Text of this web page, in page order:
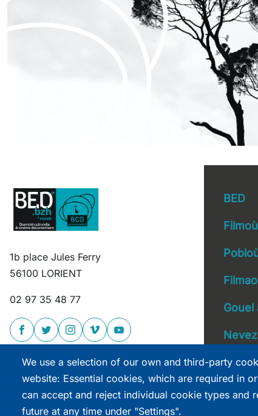
1b place Jules Ferry
56100 LORIENT
02 97 35 48 77
BED
Filmoù
Gouel
We use a selection of our own and third-party
website: Essential cookies, which are required in
can accept and reject individual cookie types and
future at any time under "Settings".